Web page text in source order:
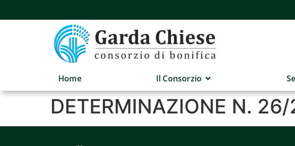
Home Il Consorzio
DETERMINAZIONE N.